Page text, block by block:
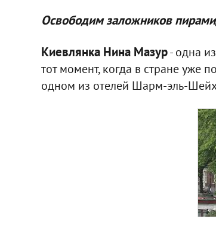
Освободим заложников
Киевлянка Нина Мазур- одна
тот момент, когда в стране уже
одном из отелей Шарм-эль-